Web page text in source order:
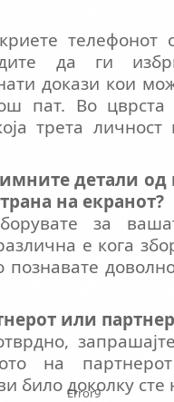
да ги
докази кои
пат. Во цврста
трета
детали
на екранот?
за
е кога
или
на
било доколку сте
Error9